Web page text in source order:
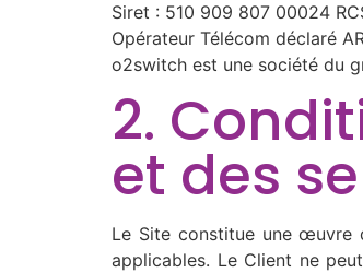
Siret : 510 909 807 00024
Opérateur Télécom déclaré
o2switch est une société du
2.
et des
Le Site constitue une œuvre
applicables. Le Client ne